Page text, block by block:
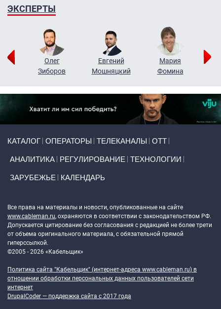
ЭКСПЕРТЫ
Олег
Зиборов
Евгений
Мошняцкий
Мария
Фомина
КАТАЛОГ ОПЕРАТОРЫ ТЕЛЕКАНАЛЫ ОТТ
АНАЛИТИКА РЕГУЛИРОВАНИЕ ТЕХНОЛОГИИ
ЗАРУБЕЖЬЕ КАЛЕНДАРЬ
Все права на материалы и новости, опубликованные на сайте
www.cableman.ru, охраняются в соответствии с законодательством РФ.
Допускается цитирование без согласования с редакцией не более трети
от объема оригинального материала, с обязательной прямой
гиперссылкой.
©2005 - 2026 «Кабельщик»
Политика сайта "Кабельщик" (интернет-адреса www.cableman.ru) в
отношении обработки персональных данных пользователей сети
интернет
DrupalCoder — поддержка сайта c 2017 года